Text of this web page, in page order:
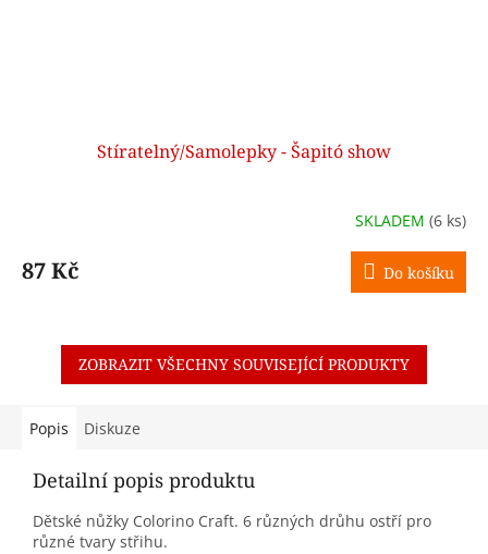
Stíratelný/Samolepky - Šapitó show
SKLADEM (6 ks)
87 Kč Do košíku
ZOBRAZIT VŠECHNY SOUVISEJÍCÍ PRODUKTY
Popis Diskuze
Detailní popis produktu
Dětské nůžky Colorino Craft. 6 různých drůhu ostří pro
různé tvary střihu.